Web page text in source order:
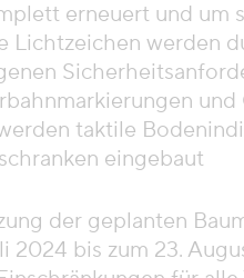
erneuert und um
Lichtzeichen werden
taktile
eingebaut
der geplanten
2024 bis zum 23.